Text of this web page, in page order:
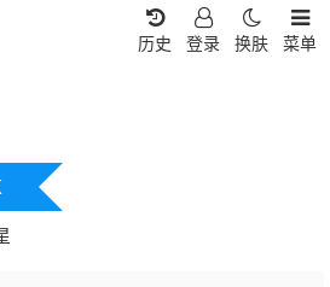
菜单
换肤
登录
历史